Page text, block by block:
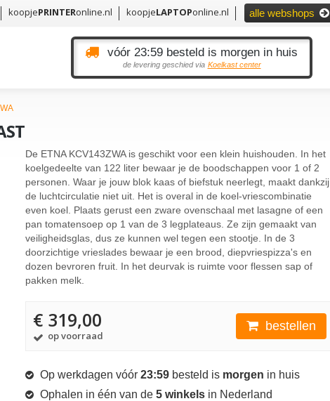
koopjePRINTERonline.nl koopjeLAPTOPonline.nl alle webshops
vóór 23:59 besteld is morgen in huis
de levering geschied via Koelkast center
De ETNA KCV143ZWA is geschikt voor een klein huishouden. In het
koelgedeelte van 122 liter bewaar je de boodschappen voor 1 of 2
personen. Waar je jouw blok kaas of biefstuk neerlegt, maakt dankzij
de luchtcirculatie niet uit. Het is overal in de koel-vriescombinatie
even koel. Plaats gerust een zware ovenschaal met lasagne of een
pan tomatensoep op 1 van de 3 legplateaus. Ze zijn gemaakt van
veiligheidsglas, dus ze kunnen wel tegen een stootje. In de 3
doorzichtige vrieslades bewaar je een brood, diepvriespizza's en
dozen bevroren fruit. In het deurvak is ruimte voor flessen sap of
pakken melk.
€ 319,00
op voorraad
bestellen
Op werkdagen vóór 23:59 besteld is morgen in huis
Ophalen in één van de 5 winkels in Nederland